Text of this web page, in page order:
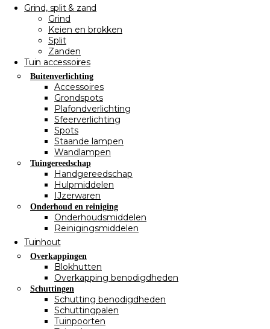
Grind, split & zand
Grind
Keien en brokken
Split
Zanden
Tuin accessoires
Buitenverlichting
Accessoires
Grondspots
Plafondverlichting
Sfeerverlichting
Spots
Staande lampen
Wandlampen
Tuingereedschap
Handgereedschap
Hulpmiddelen
IJzerwaren
Onderhoud en reiniging
Onderhoudsmiddelen
Reinigingsmiddelen
Tuinhout
Overkappingen
Blokhutten
Overkapping benodigdheden
Schuttingen
Schutting benodigdheden
Schuttingpalen
Tuinpoorten